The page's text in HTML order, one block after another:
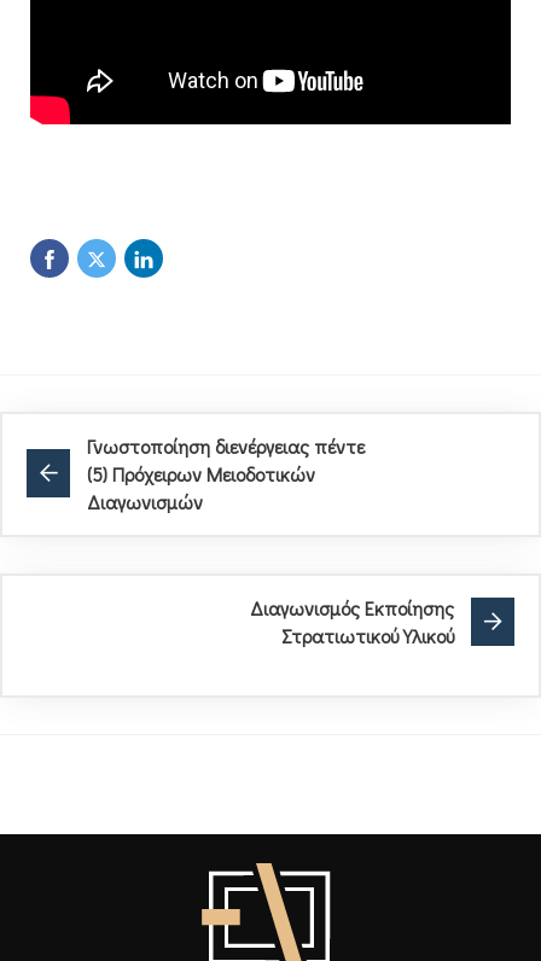
Γνωστοποίηση διενέργειας πέντε
(5) Πρόχειρων Μειοδοτικών
Διαγωνισμών
Διαγωνισμός Εκποίησης
Στρατιωτικού Υλικού